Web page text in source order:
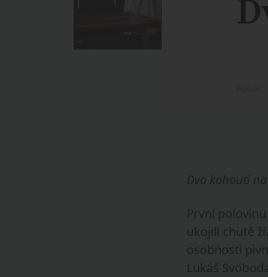
Dva kohouti
První
ukojili chutě
osobnosti
Lukáš